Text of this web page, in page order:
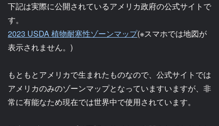
下記は実際に公開されているアメリカ政府の公式サイトで
す。
2023 USDA 植物耐寒性ゾーンマップ(※スマホでは地図が
表示されません。)
もともとアメリカで生まれたものなので、公式サイトでは
アメリカのみのゾーンマップとなっていますいますが、非
常に有能なため現在では世界中で使用されています。